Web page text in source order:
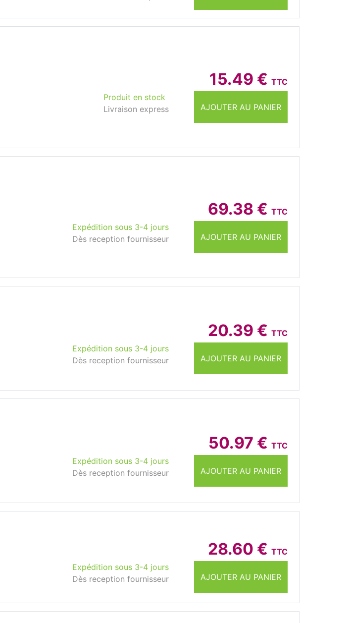
15.49 € TTC
AJOUTER AU PANIER
Produit en stock
Livraison express
69.38 € TTC
AJOUTER AU PANIER
Expédition sous 3-4 jours
Dès reception fournisseur
20.39 € TTC
AJOUTER AU PANIER
Expédition sous 3-4 jours
Dès reception fournisseur
50.97 € TTC
AJOUTER AU PANIER
Expédition sous 3-4 jours
Dès reception fournisseur
28.60 € TTC
AJOUTER AU PANIER
Expédition sous 3-4 jours
Dès reception fournisseur